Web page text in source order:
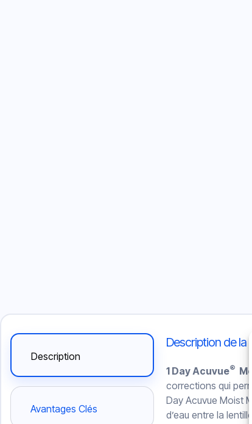
Description
Avantages Clés
Description de la
1 Day Acuvue®
corrections qui
Day Acuvue Moist
d’eau entre la